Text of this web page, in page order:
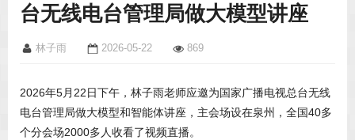
台无线电台管理局做大模型讲座
林子雨 2026-05-22 869
2026年5月22日下午，林子雨老师应邀为国家广播电视总台无线
电台管理局做大模型和智能体讲座，主会场设在泉州，全国40多
个分会场2000多人收看了视频直播。